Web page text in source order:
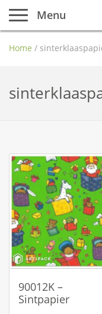
Menu
Home /
90012K –
Sintpapier